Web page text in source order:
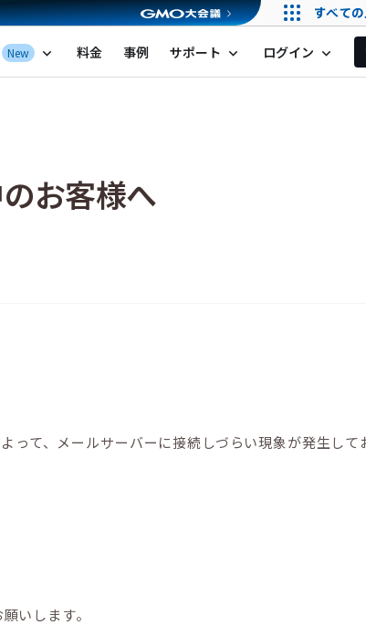
New expand_more 料金 事例 サポート expand_more ログイン expand_more
お客様へ
て、メールサーバーに接続しづらい現象が発生して
いします。